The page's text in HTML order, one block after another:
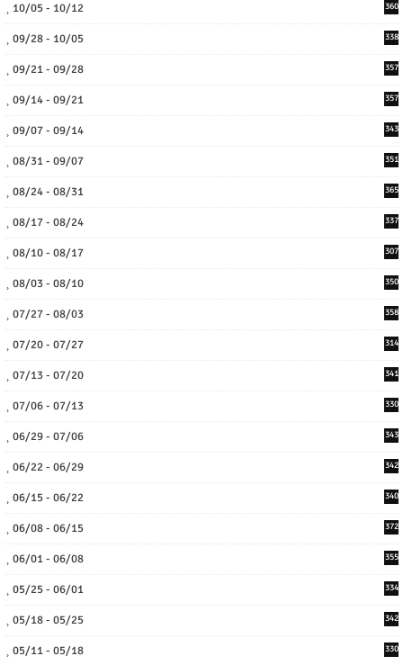
10/05 - 10/12 360
09/28 - 10/05 338
09/21 - 09/28 357
09/14 - 09/21 357
09/07 - 09/14 343
08/31 - 09/07 351
08/24 - 08/31 365
08/17 - 08/24 337
08/10 - 08/17 307
08/03 - 08/10 350
07/27 - 08/03 358
07/20 - 07/27 314
07/13 - 07/20 341
07/06 - 07/13 330
06/29 - 07/06 343
06/22 - 06/29 342
06/15 - 06/22 340
06/08 - 06/15 372
06/01 - 06/08 355
05/25 - 06/01 334
05/18 - 05/25 342
05/11 - 05/18 330